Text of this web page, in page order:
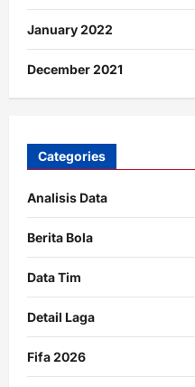
January 2022
December 2021
Categories
Analisis Data
Berita Bola
Data Tim
Detail Laga
Fifa 2026